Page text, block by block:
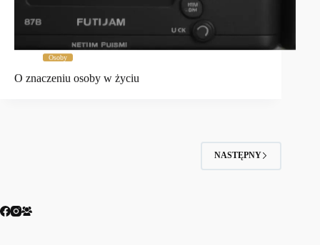
Osoby
O znaczeniu osoby w życiu
NASTĘPNY